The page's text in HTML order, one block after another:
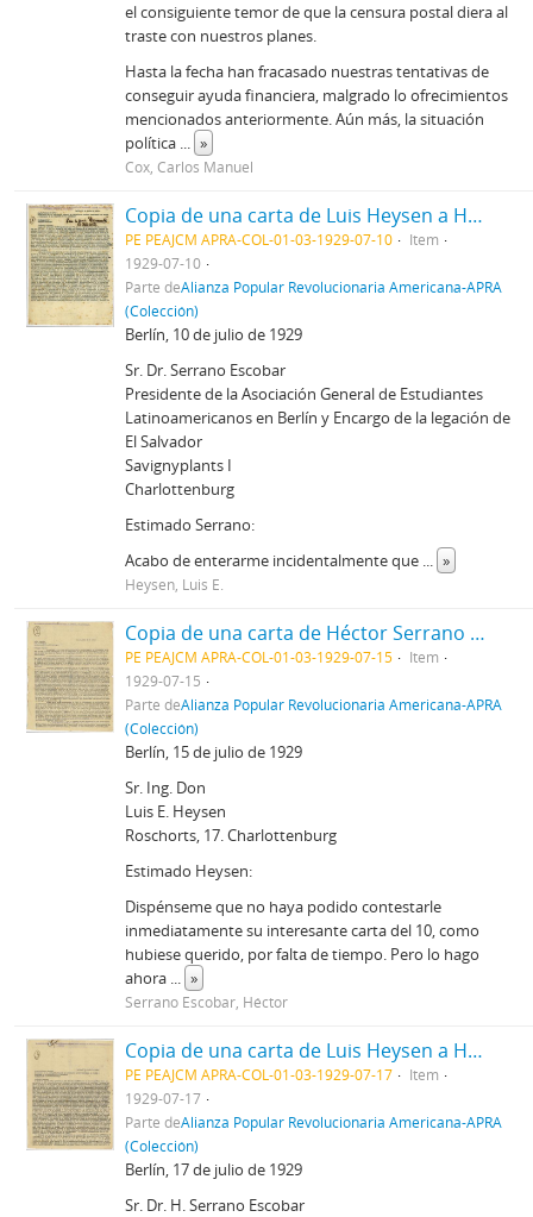
el consiguiente temor de que la censura postal diera al
traste con nuestros planes.
Hasta la fecha han fracasado nuestras tentativas de
conseguir ayuda financiera, malgrado lo ofrecimientos
mencionados anteriormente. Aún más, la situación
política ... »
Cox, Carlos Manuel
Copia de una carta de Luis Heysen a Héctor Serrano Escobar
PE PEAJCM APRA-COL-01-03-1929-07-10
Item
1929-07-10
Parte deAlianza Popular Revolucionaria Americana-APRA
(Colección)
Berlín, 10 de julio de 1929
Sr. Dr. Serrano Escobar
Presidente de la Asociación General de Estudiantes
Latinoamericanos en Berlín y Encargo de la legación de
El Salvador
Savignyplants I
Charlottenburg
Estimado Serrano:
Acabo de enterarme incidentalmente que ... »
Heysen, Luis E.
Copia de una carta de Héctor Serrano Escobar a Luis Heysen
PE PEAJCM APRA-COL-01-03-1929-07-15
Item
1929-07-15
Parte deAlianza Popular Revolucionaria Americana-APRA
(Colección)
Berlín, 15 de julio de 1929
Sr. Ing. Don
Luis E. Heysen
Roschorts, 17. Charlottenburg
Estimado Heysen:
Dispénseme que no haya podido contestarle
inmediatamente su interesante carta del 10, como
hubiese querido, por falta de tiempo. Pero lo hago
ahora ... »
Serrano Escobar, Héctor
Copia de una carta de Luis Heysen a Héctor Serrano Escobar, 17/7/1929
PE PEAJCM APRA-COL-01-03-1929-07-17
Item
1929-07-17
Parte deAlianza Popular Revolucionaria Americana-APRA
(Colección)
Berlín, 17 de julio de 1929
Sr. Dr. H. Serrano Escobar